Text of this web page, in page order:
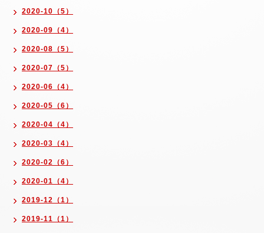
2020-10（5）
2020-09（4）
2020-08（5）
2020-07（5）
2020-06（4）
2020-05（6）
2020-04（4）
2020-03（4）
2020-02（6）
2020-01（4）
2019-12（1）
2019-11（1）